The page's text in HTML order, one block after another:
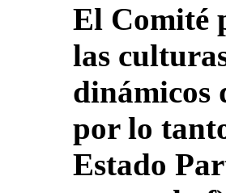
El Comité
las
dinámicos
por lo
Estado